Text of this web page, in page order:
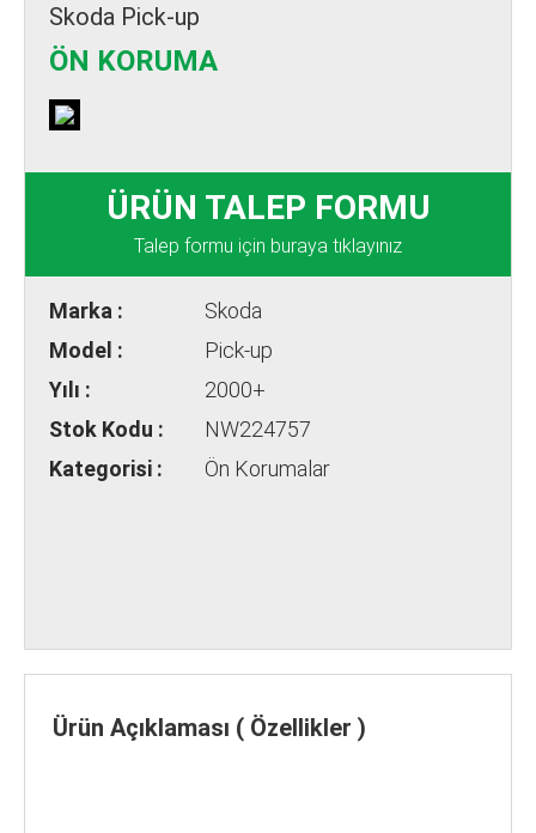
Skoda Pick-up
ÖN KORUMA
ÜRÜN TALEP FORMU
Talep formu için buraya tıklayınız
Marka :
Skoda
Model :
Pick-up
Yılı :
2000+
Stok Kodu :
NW224757
Kategorisi :
Ön Korumalar
Ürün Açıklaması ( Özellikler )